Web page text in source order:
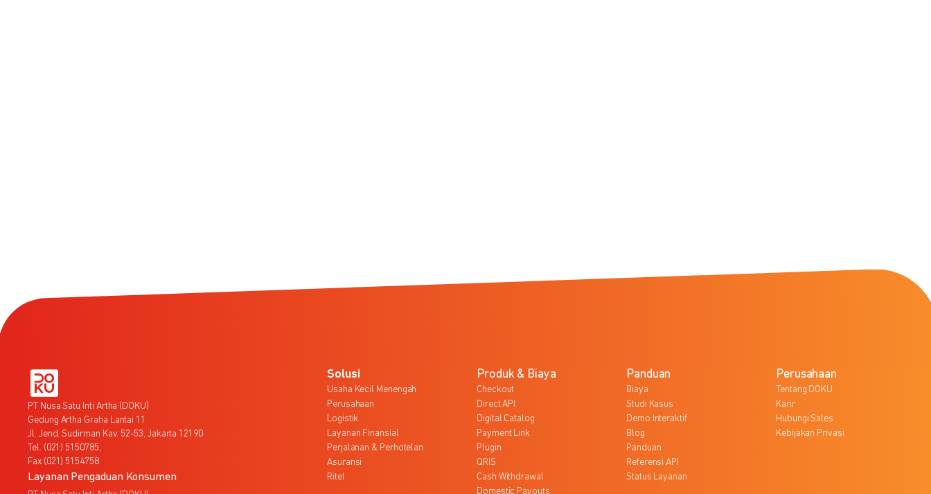
PT Nusa Satu Inti Artha (DOKU)
Gedung Artha Graha Lantai 11
Jl. Jend. Sudirman Kav. 52-53, Jakarta 12190
Tel. (021) 5150785,
Fax (021) 5154758
Layanan Pengaduan Konsumen
Solusi
Usaha Kecil Menengah
Perusahaan
Logistik
Layanan Finansial
Perjalanan & Perhotelan
Asuransi
Ritel
Produk & Biaya
Checkout
Direct API
Digital Catalog
Payment Link
Plugin
QRIS
Cash Withdrawal
Domestic Payouts
Panduan
Biaya
Studi Kasus
Demo Interaktif
Blog
Panduan
Referensi API
Status Layanan
Perusahaan
Tentang DOKU
Karir
Hubungi Sales
Kebijakan Privasi